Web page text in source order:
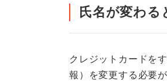
氏名が変わる
クレジットカードを
報）を変更する必要